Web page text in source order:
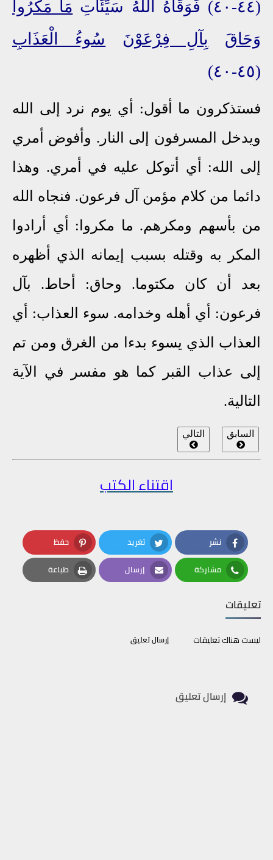
(٤٤-٤٠) فَوَقَاهُ اللَّهُ سَيِّئَاتِ
مَا مَكَرُوا
وَحَاقَ
بِآلِ فِرْعَوْنَ
سُوءُ الْعَذَابِ
(٤٥-٤٠)
فستذكرون ما أقول: أي يوم نرد إلى الله
ويدخل المسرفون إلى النار. وأفوض أمري
إلى الله: أي أتوكل عليه في أمري. وهذا
دائما من كلام مؤمن آل فرعون. فنجاه الله
من بأسهم ومكرهم. ما مكروا: أي أرادوا
المكر به وقتله بسبب إيمانه الذي أظهره
بعد أن كان مكتوما. وحاق: أحاط. بآل
فرعون: أي أهله وخدامه. سوء العذاب: أي
العذاب الذي يسوء بدءا من الغرق ومن تم
إلى عذاب القبر كما هو مفسر في الآية
التالية.
السابق التالي
اقتناء الكتب
نشر
Facebook
تغريد
Twitter
حفظ
Pinterest
مشاركة
Whatsapp
إرسال
Email
طباعة
Print
تعليقات
ليست هناك تعليقات إرسال تعليق
إرسال تعليق